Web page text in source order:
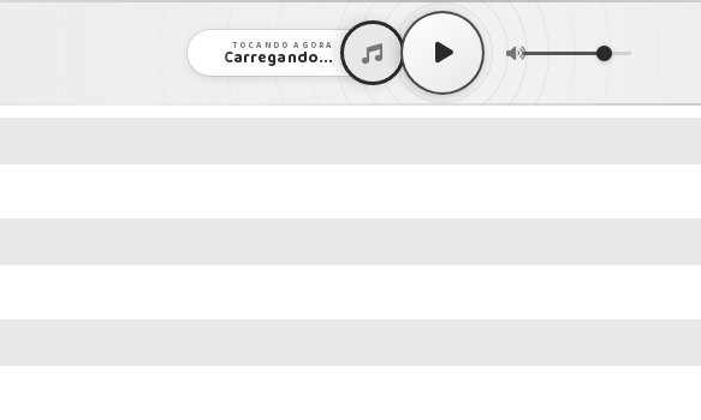
TOCANDO AGORA
Carregando...